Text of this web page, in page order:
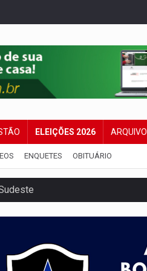
ELEIÇÕES 2026 ARQUIVO
ENQUETES OBITUÁRIO